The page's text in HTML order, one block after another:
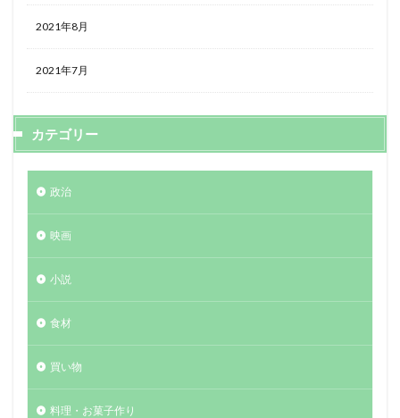
2021年8月
2021年7月
カテゴリー
政治
映画
小説
食材
買い物
料理・お菓子作り